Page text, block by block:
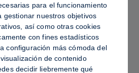
para el funcionamiento
gestionar nuestros objetivos
así como otras cookies
con fines estadísticos
configuración más cómoda del
de contenido
decidir liebremente qué